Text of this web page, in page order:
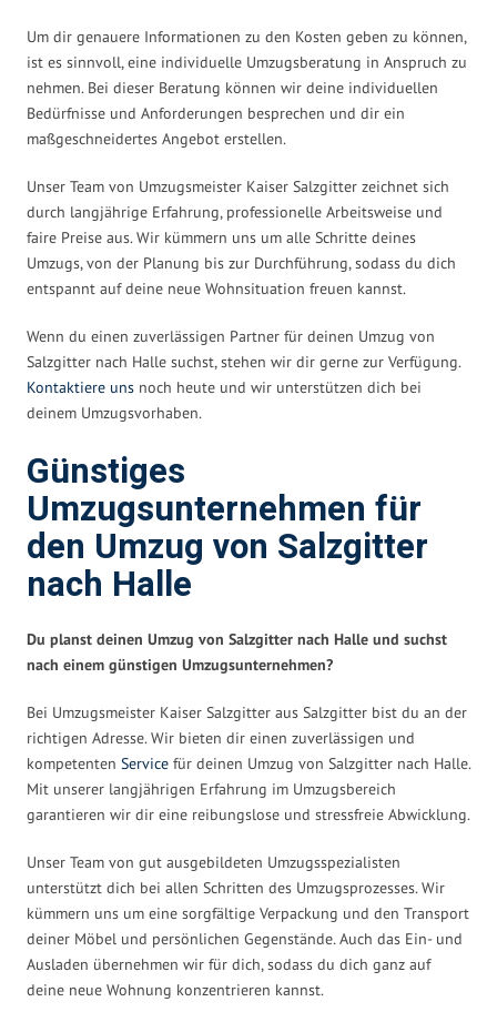
Um dir genauere Informationen zu den Kosten geben zu können,
ist es sinnvoll, eine individuelle Umzugsberatung in Anspruch zu
nehmen. Bei dieser Beratung können wir deine individuellen
Bedürfnisse und Anforderungen besprechen und dir ein
maßgeschneidertes Angebot erstellen.
Unser Team von Umzugsmeister Kaiser Salzgitter zeichnet sich
durch langjährige Erfahrung, professionelle Arbeitsweise und
faire Preise aus. Wir kümmern uns um alle Schritte deines
Umzugs, von der Planung bis zur Durchführung, sodass du dich
entspannt auf deine neue Wohnsituation freuen kannst.
Wenn du einen zuverlässigen Partner für deinen Umzug von
Salzgitter nach Halle suchst, stehen wir dir gerne zur Verfügung.
Kontaktiere uns noch heute und wir unterstützen dich bei
deinem Umzugsvorhaben.
Günstiges
Umzugsunternehmen für
den Umzug von Salzgitter
nach Halle
Du planst deinen Umzug von Salzgitter nach Halle und suchst
nach einem günstigen Umzugsunternehmen?
Bei Umzugsmeister Kaiser Salzgitter aus Salzgitter bist du an der
richtigen Adresse. Wir bieten dir einen zuverlässigen und
kompetenten Service für deinen Umzug von Salzgitter nach Halle.
Mit unserer langjährigen Erfahrung im Umzugsbereich
garantieren wir dir eine reibungslose und stressfreie Abwicklung.
Unser Team von gut ausgebildeten Umzugsspezialisten
unterstützt dich bei allen Schritten des Umzugsprozesses. Wir
kümmern uns um eine sorgfältige Verpackung und den Transport
deiner Möbel und persönlichen Gegenstände. Auch das Ein- und
Ausladen übernehmen wir für dich, sodass du dich ganz auf
deine neue Wohnung konzentrieren kannst.